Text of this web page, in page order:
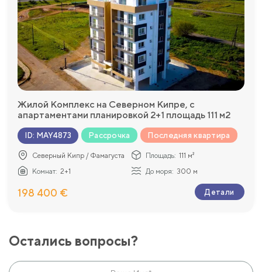
Жилой Комплекс на Северном Кипре, с
апартаментами планировкой 2+1 площадь 111 м2
ID: MAY4873 Рассрочка Последняя квартира
Северный Кипр / Фамагуста Площадь: 111 м²
Комнат: 2+1 До моря: 300 м
198 400 € Детали
Остались вопросы?